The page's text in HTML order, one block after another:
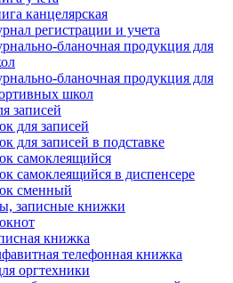
канцелярская
регистрации и учета
бланочная продукция для
бланочная продукция для
школ
записей
для записей
для записей в подставке
самоклеящийся
самоклеящийся в диспенсере
сменный
записные книжки
книжка
телефонная книжка
оргтехники